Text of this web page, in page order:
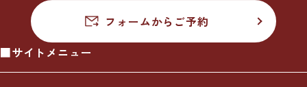
フォームからご予約
■サイトメニュー